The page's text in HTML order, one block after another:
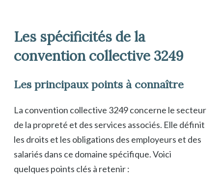
Les spécificités de la
convention collective 3249
Les principaux points à connaître
La convention collective 3249 concerne le secteur
de la propreté et des services associés. Elle définit
les droits et les obligations des employeurs et des
salariés dans ce domaine spécifique. Voici
quelques points clés à retenir :